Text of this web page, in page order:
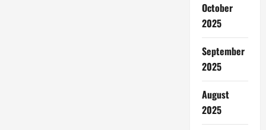
October
2025
September
2025
August
2025